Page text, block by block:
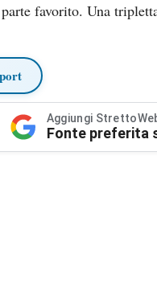
favorito. Una
Aggiungi
Fonte preferita